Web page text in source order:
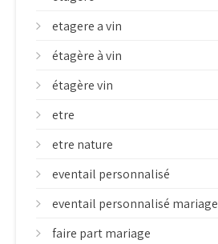
etagere a vin
étagère à vin
étagère vin
etre
etre nature
eventail personnalisé
eventail personnalisé mariage
faire part mariage